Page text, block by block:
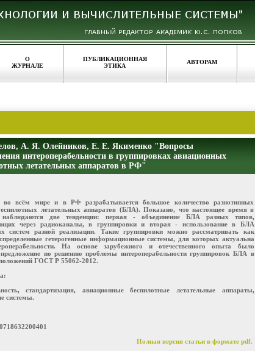
О
ЖУРНАЛЕ
ПУБЛИКАЦИОННАЯ
ЭТИКА
АВТОРАМ
А. Я. Олейников, Е. Е. Якименко "Вопросы
интероперабельности в группировках авиационных
летательных аппаратов в РФ"
во всём мире и в РФ разрабатывается большое количество разнотипных
летательных аппаратов (БЛА). Показано, что настоящее время в
две тенденции: первая - объединение БЛА разных типов,
через радиоканалы, в группировки и вторая - использование в БЛА
систем разной реализации. Такие группировки можно рассматривать как
гетерогенные информационные системы, для которых актуальна
На основе зарубежного и отечественного опыта было
по решению проблемы интероперабельности группировок БЛА в
ГОСТ Р 55062-2012.
стандартизация, авиационные беспилотные летательные аппараты,
системы.
Полная версия статьи в формате pdf.